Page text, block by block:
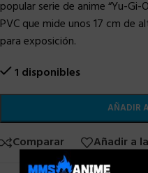
popular serie de anime “Yu-
PVC que mide unos 17 cm de
para exposición.
1 disponibles
AÑADIR
Comparar Añadir a